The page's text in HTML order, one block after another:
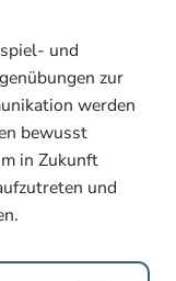
und
zur
werden
bewusst
in Zukunft
und